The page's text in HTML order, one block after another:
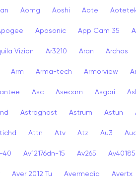
Aomg Aoshi Aote
Aposonic App Cam 35
Vizion Ar3210 Aran Archos
Arm Arma-tech Armorview
Asc Asecam Asgari
Astroghost Astrum Astun
Attn Atv Atz Au3
40 Av12176dn-15 Av265
Aver 2012 Tu Avermedia Avertx